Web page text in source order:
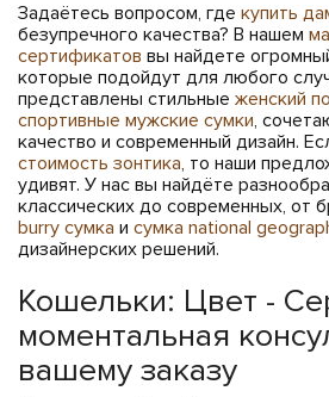
Задаётесь вопросом, где купить
безупречного качества? В нашем
сертификатов вы найдете
которые подойдут для любого
представлены стильные женский
спортивные мужские сумки,
качество и современный дизайн.
стоимость зонтика, то наши
удивят. У нас вы найдёте
классических до современных, от
burry сумка и сумка national
дизайнерских решений.
Кошельки: Цвет -
моментальная
вашему заказу